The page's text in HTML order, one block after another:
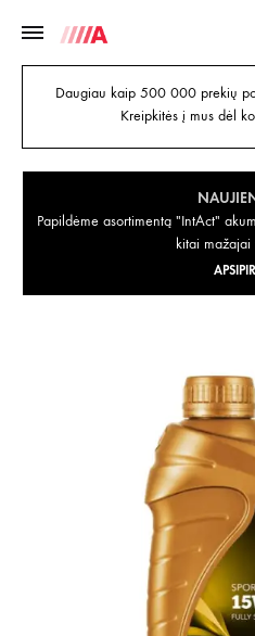
Daugiau kaip 500 000 prekių
Kreipkitės į mus dėl
Papildėme asortimentą "IntAct"
kitai mažajai